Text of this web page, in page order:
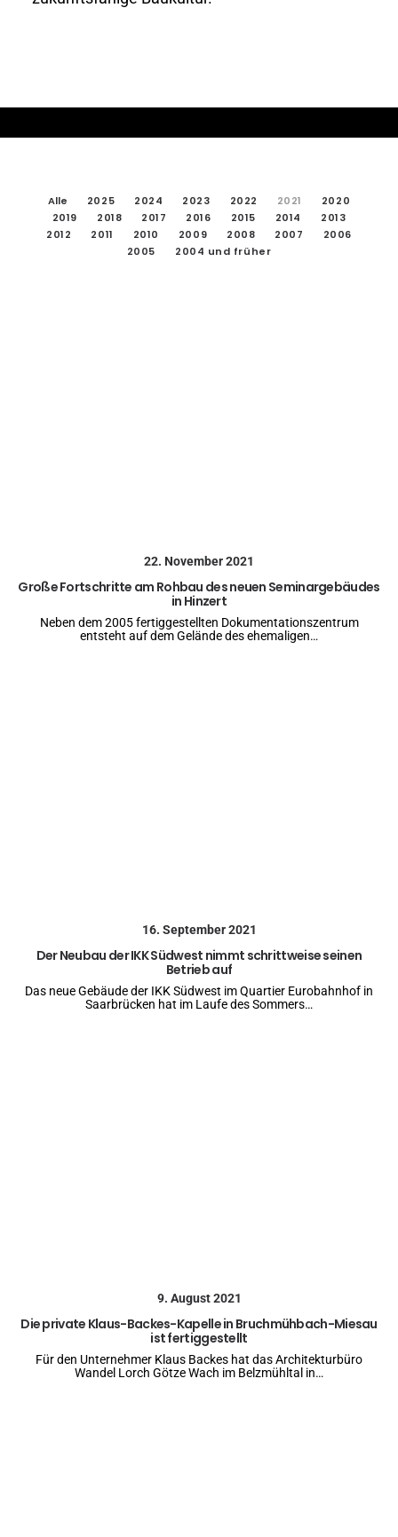
Alle 2025 2024 2023 2022 2021
2020
2019
2018 2017 2016 2015 2014
2013
2012
2011 2010 2009 2008 2007
2006
2005
2004 und früher
22. November 2021
Große Fortschritte am Rohbau des neuen Seminargebäudes
in Hinzert
Neben dem 2005 fertiggestellten Dokumentationszentrum
entsteht auf dem Gelände des ehemaligen…
16. September 2021
Der Neubau der IKK Südwest nimmt schrittweise seinen
Betrieb auf
Das neue Gebäude der IKK Südwest im Quartier Eurobahnhof in
Saarbrücken hat im Laufe des Sommers…
9. August 2021
Die private Klaus-Backes-Kapelle in Bruchmühbach-Miesau
ist fertiggestellt
Für den Unternehmer Klaus Backes hat das Architekturbüro
Wandel Lorch Götze Wach im Belzmühltal in…